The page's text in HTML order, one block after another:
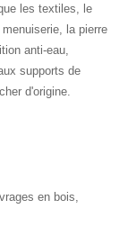
les textiles, le
la pierre
anti-eau,
supports de
d'origine.
en bois,